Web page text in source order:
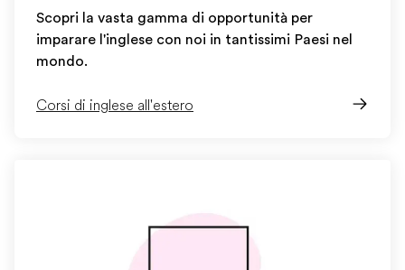
Scopri la vasta gamma di opportunità per
imparare l'inglese con noi in tantissimi Paesi nel
mondo.
Corsi di inglese all'estero